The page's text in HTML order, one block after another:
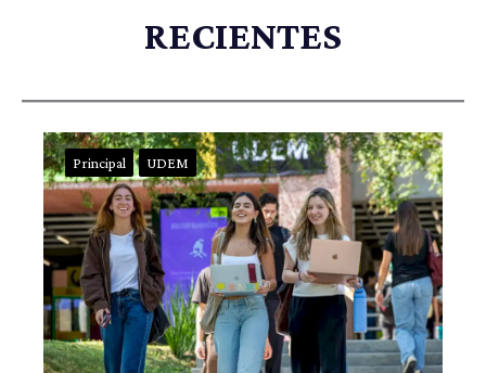
RECIENTES
Principal UDEM